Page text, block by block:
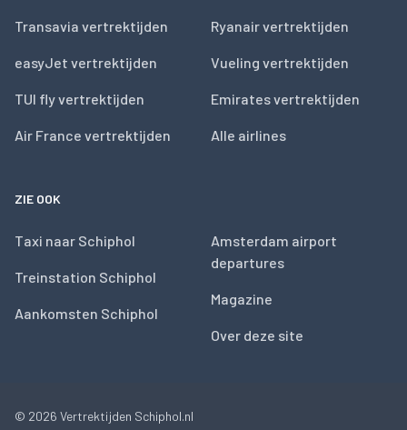
Transavia vertrektijden
easyJet vertrektijden
TUI fly vertrektijden
Air France vertrektijden
Ryanair vertrektijden
Vueling vertrektijden
Emirates vertrektijden
Alle airlines
ZIE OOK
Taxi naar Schiphol
Treinstation Schiphol
Aankomsten Schiphol
Amsterdam airport
departures
Magazine
Over deze site
© 2026 Vertrektijden Schiphol.nl